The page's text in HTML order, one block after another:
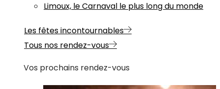
Limoux, le Carnaval le plus long du monde
Les fêtes incontournables
Tous nos rendez-vous
Vos prochains rendez-vous